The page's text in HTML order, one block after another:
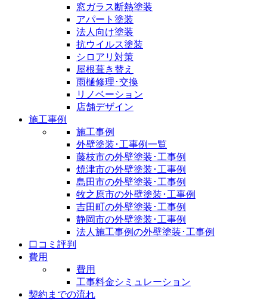
窓ガラス断熱塗装
アパート塗装
法人向け塗装
抗ウイルス塗装
シロアリ対策
屋根葺き替え
雨樋修理･交換
リノベーション
店舗デザイン
施工事例
施工事例
外壁塗装･工事例一覧
藤枝市の外壁塗装･工事例
焼津市の外壁塗装･工事例
島田市の外壁塗装･工事例
牧之原市の外壁塗装･工事例
吉田町の外壁塗装･工事例
静岡市の外壁塗装･工事例
法人施工事例の外壁塗装･工事例
口コミ評判
費用
費用
工事料金シミュレーション
契約までの流れ